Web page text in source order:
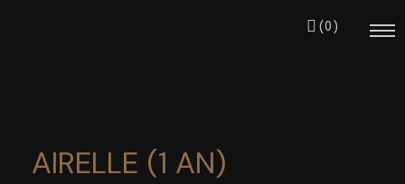
(0)
AIRELLE (1 AN)